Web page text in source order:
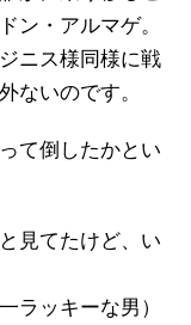
ン・アルマゲ。
ニス様同様に戦
ないのです。
て倒したかとい
見てたけど、い
ラッキーな男）